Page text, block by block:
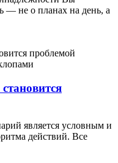
— не о планах на день, а
является условным и
действий. Все